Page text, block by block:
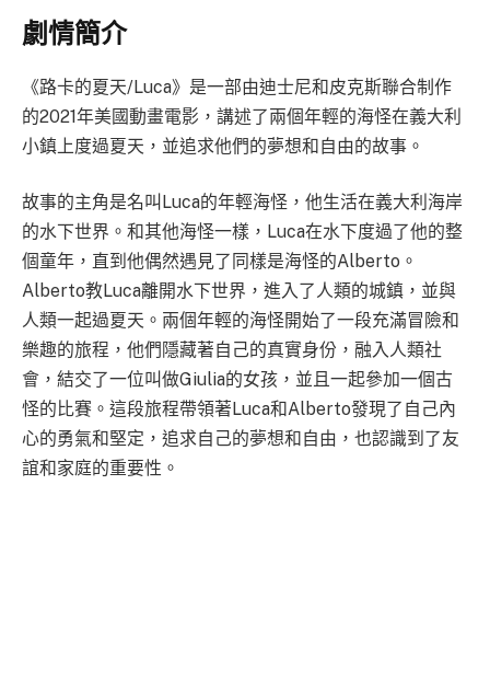
劇情簡介
《路卡的夏天/Luca》是一部由迪士尼和皮克斯聯合制作
的2021年美國動畫電影，講述了兩個年輕的海怪在義大利
小鎮上度過夏天，並追求他們的夢想和自由的故事。
故事的主角是名叫Luca的年輕海怪，他生活在義大利海岸
的水下世界。和其他海怪一樣，Luca在水下度過了他的整
個童年，直到他偶然遇見了同樣是海怪的Alberto。
Alberto教Luca離開水下世界，進入了人類的城鎮，並與
人類一起過夏天。兩個年輕的海怪開始了一段充滿冒險和
樂趣的旅程，他們隱藏著自己的真實身份，融入人類社
會，結交了一位叫做Giulia的女孩，並且一起參加一個古
怪的比賽。這段旅程帶領著Luca和Alberto發現了自己內
心的勇氣和堅定，追求自己的夢想和自由，也認識到了友
誼和家庭的重要性。